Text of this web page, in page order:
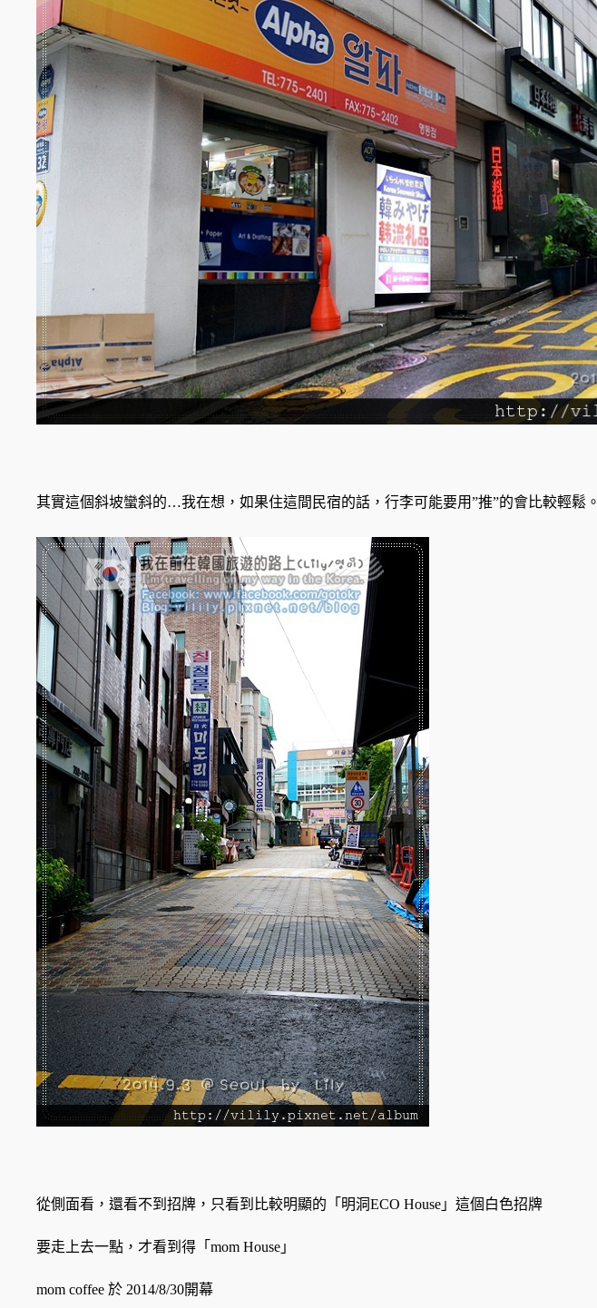
其實這個斜坡蠻斜的…我在想，如果住這間民宿的話，行李可能要用”推”的會比較輕鬆。
從側面看，還看不到招牌，只看到比較明顯的「明洞ECO House」這個白色招牌
要走上去一點，才看到得「mom House」
mom coffee 於 2014/8/30開幕